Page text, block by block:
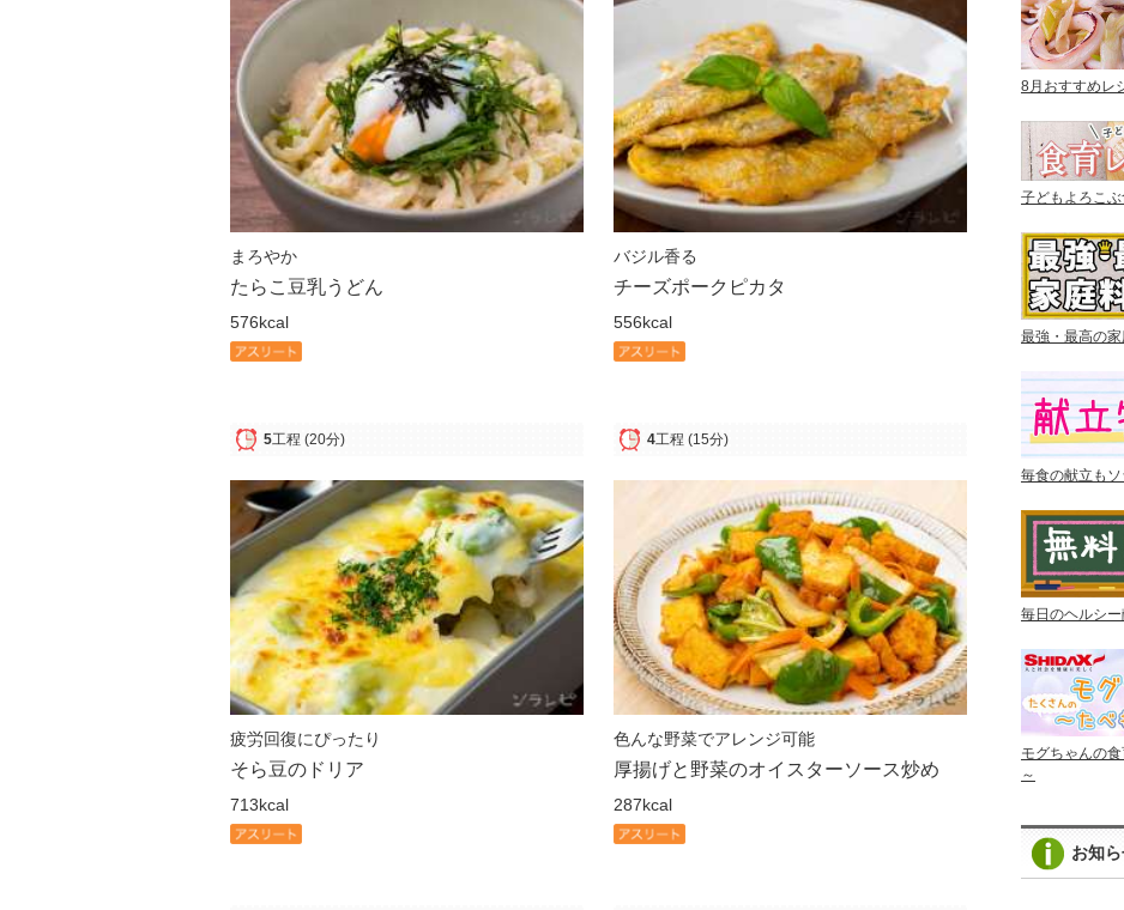
まろやか
たらこ豆乳うどん
576kcal
5工程 (20分)
バジル香る
チーズポークピカタ
556kcal
4工程 (15分)
疲労回復にぴったり
そら豆のドリア
713kcal
色んな野菜でアレンジ可能
厚揚げと野菜のオイスターソース炒め
287kcal
8月おすすめレ
子どもよろこ
最強・最高の
毎食の献立も
毎日のヘルシ
モグちゃんの
～
お知